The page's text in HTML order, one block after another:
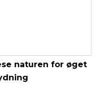
naturen for øget